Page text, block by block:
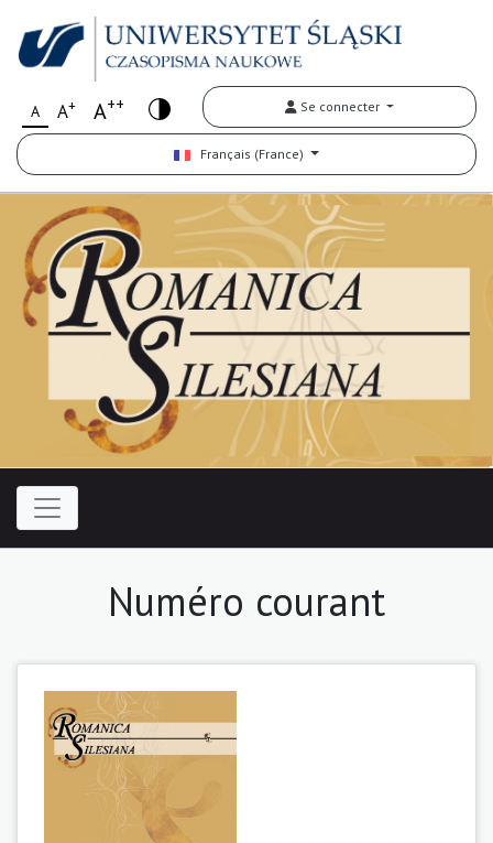
A A+ A++ Se connecter
Français (France)
Numéro courant